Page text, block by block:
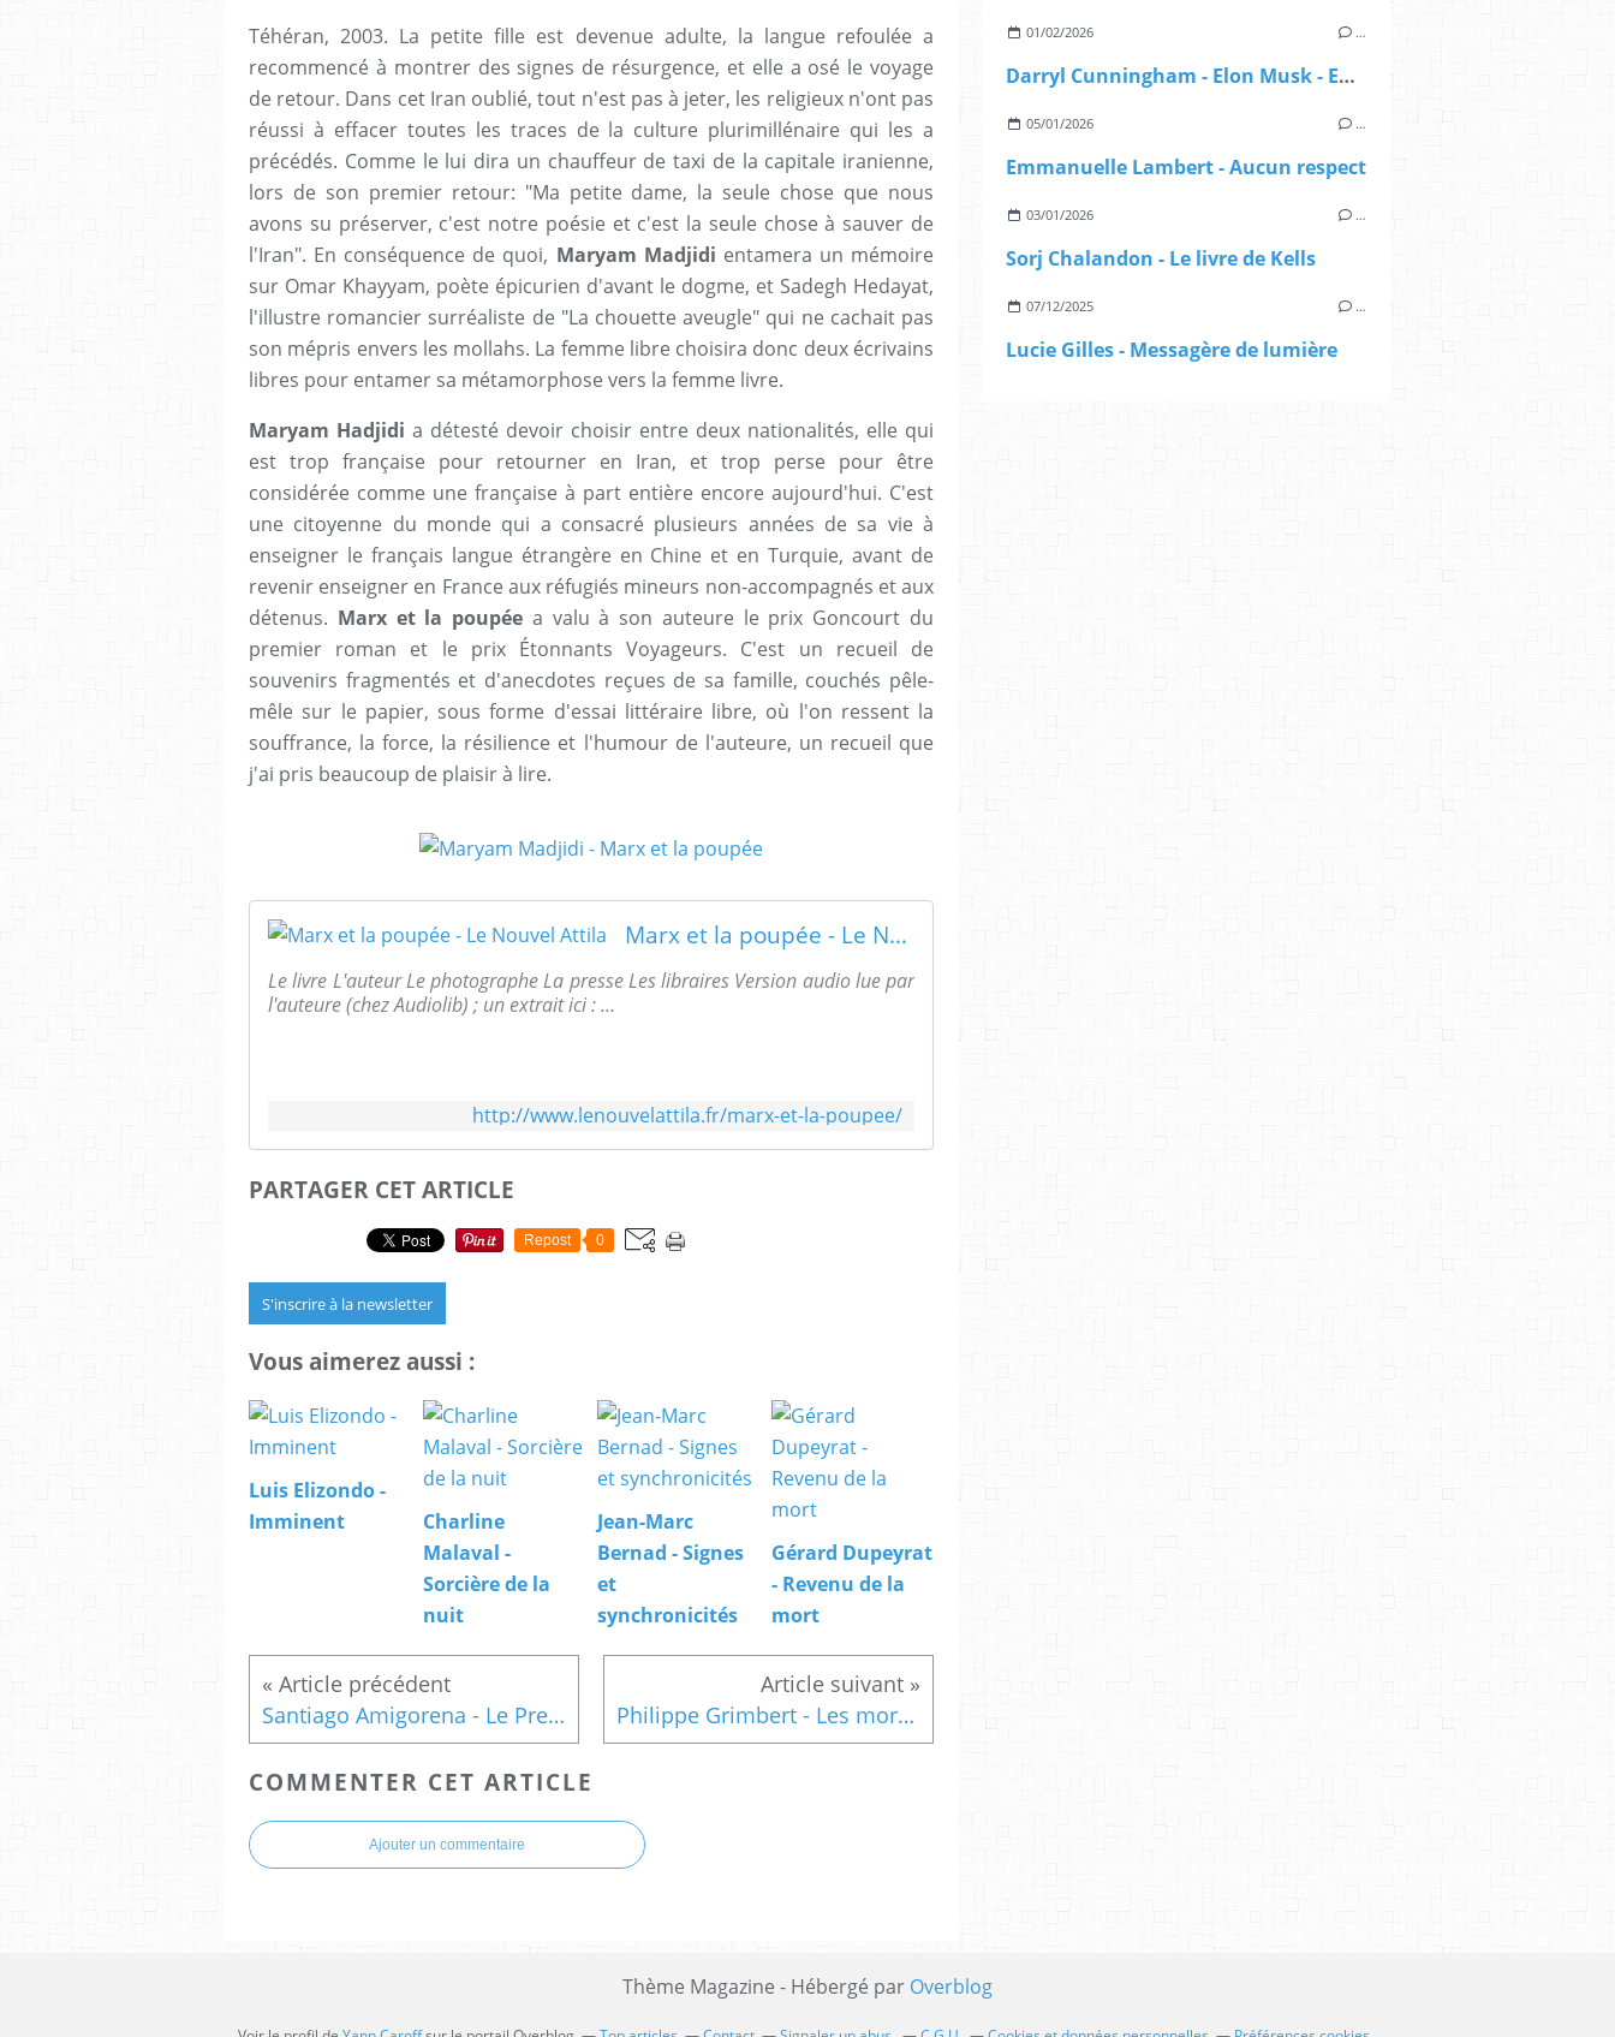
Téhéran, 2003. La petite fille est devenue adulte, la langue refoulée a
recommencé à montrer des signes de résurgence, et elle a osé le voyage
de retour. Dans cet Iran oublié, tout n'est pas à jeter, les religieux n'ont pas
réussi à effacer toutes les traces de la culture plurimillénaire qui les a
précédés. Comme le lui dira un chauffeur de taxi de la capitale iranienne,
lors de son premier retour: "Ma petite dame, la seule chose que nous
avons su préserver, c'est notre poésie et c'est la seule chose à sauver de
l'Iran". En conséquence de quoi, Maryam Madjidi entamera un mémoire
sur Omar Khayyam, poète épicurien d'avant le dogme, et Sadegh Hedayat,
l'illustre romancier surréaliste de "La chouette aveugle" qui ne cachait pas
son mépris envers les mollahs. La femme libre choisira donc deux écrivains
libres pour entamer sa métamorphose vers la femme livre.
Maryam Hadjidi a détesté devoir choisir entre deux nationalités, elle qui
est trop française pour retourner en Iran, et trop perse pour être
considérée comme une française à part entière encore aujourd'hui. C'est
une citoyenne du monde qui a consacré plusieurs années de sa vie à
enseigner le français langue étrangère en Chine et en Turquie, avant de
revenir enseigner en France aux réfugiés mineurs non-accompagnés et aux
détenus. Marx et la poupée a valu à son auteure le prix Goncourt du
premier roman et le prix Étonnants Voyageurs. C'est un recueil de
souvenirs fragmentés et d'anecdotes reçues de sa famille, couchés pêle-
mêle sur le papier, sous forme d'essai littéraire libre, où l'on ressent la
souffrance, la force, la résilience et l'humour de l'auteure, un recueil que
j'ai pris beaucoup de plaisir à lire.
Marx et la poupée - Le Nouvel Attila
Le livre L'auteur Le photographe La presse Les libraires Version audio lue par
l'auteure (chez Audiolib) ; un extrait ici : ...
http://www.lenouvelattila.fr/marx-et-la-poupee/
PARTAGER CET ARTICLE
Repost 0
S'inscrire à la newsletter
Vous aimerez aussi :
Luis Elizondo -
Imminent
Charline
Malaval -
Sorcière de la
nuit
Jean-Marc
Bernad - Signes
et
synchronicités
Gérard Dupeyrat
- Revenu de la
mort
Santiago Amigorena - Le Premier Exil Philippe Grimbert - Les morts ne nous aiment plus
COMMENTER CET ARTICLE
Ajouter un commentaire
01/02/2026 …
Darryl Cunningham - Elon Musk - Enquête sur un nouveau maître du monde
05/01/2026 …
Emmanuelle Lambert - Aucun respect
03/01/2026 …
Sorj Chalandon - Le livre de Kells
07/12/2025 …
Lucie Gilles - Messagère de lumière
Thème Magazine - Hébergé par Overblog